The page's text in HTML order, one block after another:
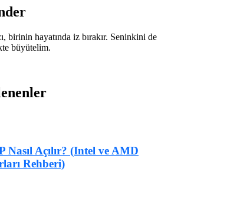
birinin hayatında iz bırakır. Seninkini de
büyütelim.
Açılır? (Intel ve AMD
Rehberi)